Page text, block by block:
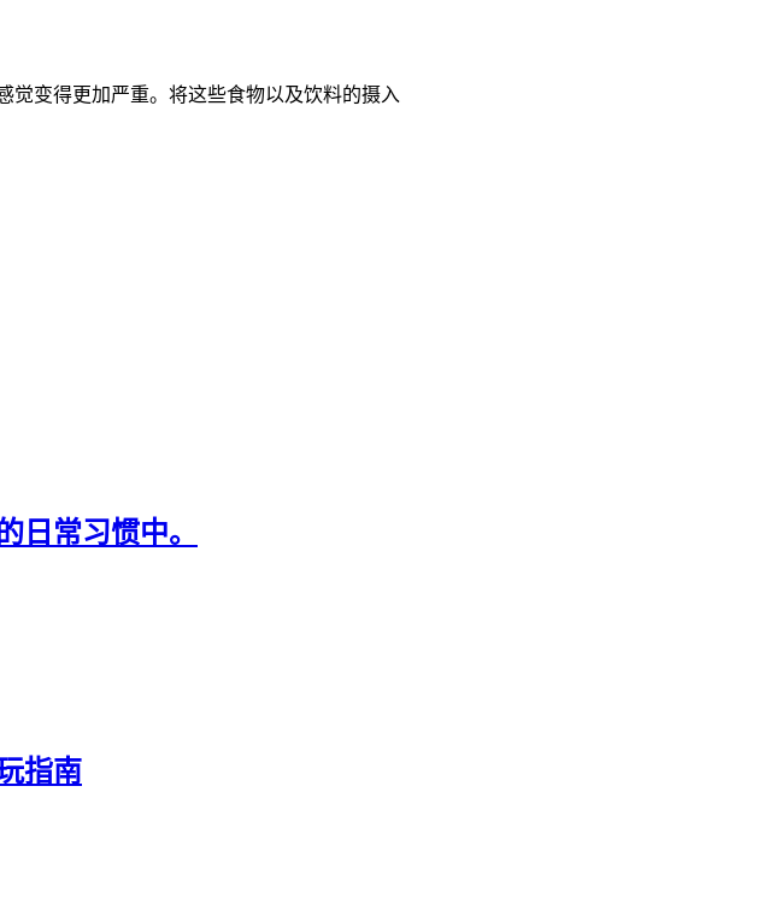
觉变得更加严重。将这些食物以及饮料的摄入
日常习惯中。
指南